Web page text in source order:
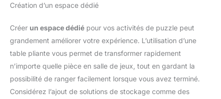
Création d’un espace dédié
Créer un espace dédié pour vos activités de puzzle peut
grandement améliorer votre expérience. L’utilisation d’une
table pliante vous permet de transformer rapidement
n’importe quelle pièce en salle de jeux, tout en gardant la
possibilité de ranger facilement lorsque vous avez terminé.
Considérez l’ajout de solutions de stockage comme des